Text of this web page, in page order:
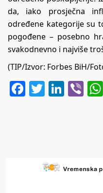
da, iako prosječna
određene kategorije su
pogođene – posebno
svakodnevno i najviše
(TIP/Izvor: Forbes BiH/
Facebook
Twitter